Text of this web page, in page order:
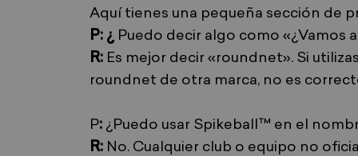
Aquí tienes una pequeña sección de
P: ¿ Puedo decir algo como «¿Vamos
R: Es mejor decir «roundnet». Si
roundnet de otra marca, no es
P: ¿Puedo usar Spikeball™ en el
R: No. Cualquier club o equipo no